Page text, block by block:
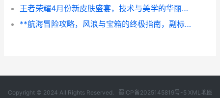
王者荣耀4月份新皮肤盛宴，技术与美学的华丽交响，副标题，新装登场峡谷再掀波澜
**航海冒险攻略，风浪与宝箱的终极指南，副标题，老船长的七海心得**
Copyright © 2024 All Rights Reserved. 蜀ICP备2025145819号-5 XML地图